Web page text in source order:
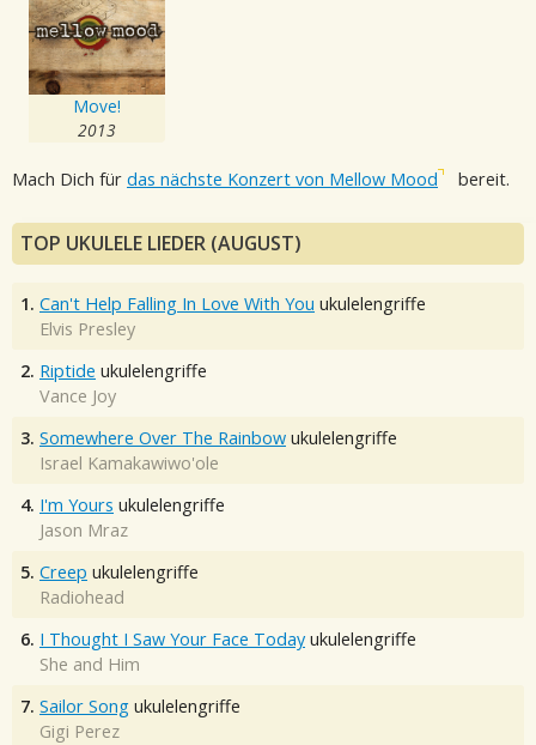
Move!
2013
Mach Dich für das nächste Konzert von Mellow Mood bereit.
TOP UKULELE LIEDER (AUGUST)
1. Can't Help Falling In Love With You ukulelengriffe
Elvis Presley
2. Riptide ukulelengriffe
Vance Joy
3. Somewhere Over The Rainbow ukulelengriffe
Israel Kamakawiwo'ole
4. I'm Yours ukulelengriffe
Jason Mraz
5. Creep ukulelengriffe
Radiohead
6. I Thought I Saw Your Face Today ukulelengriffe
She and Him
7. Sailor Song ukulelengriffe
Gigi Perez